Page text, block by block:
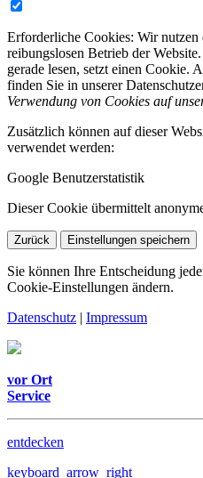
Erforderliche Cookies: Wir nutzen
reibungslosen Betrieb der
gerade lesen, setzt einen Cookie.
finden Sie in unserer
Verwendung von Cookies auf
Zusätzlich können auf dieser
verwendet werden:
Google Benutzerstatistik
Dieser Cookie übermittelt
Zurück Einstellungen speichern
Sie können Ihre Entscheidung
Cookie-Einstellungen ändern.
Datenschutz | Impressum
vor Ort
Service
entdecken
keyboard_arrow_right